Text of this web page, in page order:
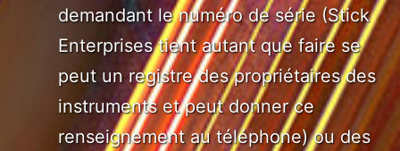
demandant le numéro de série (Stick
Enterprises tient autant que faire se
peut un registre des propriétaires des
instruments et peut donner ce
renseignement au téléphone) ou des